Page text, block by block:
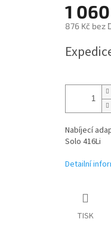
1
876 Kč bez
cena:
Nabíjecí
Solo 416Li
Detailní
TISK